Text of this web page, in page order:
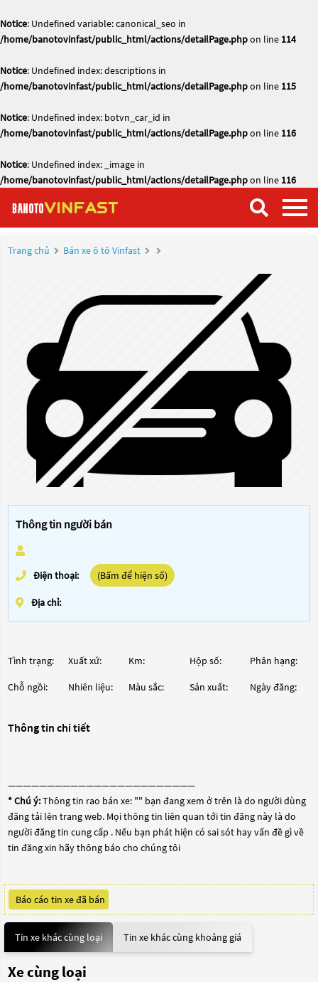
Notice: Undefined variable: canonical_seo in
/home/banotovinfast/public_html/actions/detailPage.phpon line 114
Notice: Undefined index: descriptions in
/home/banotovinfast/public_html/actions/detailPage.phpon line 115
Notice: Undefined index: botvn_car_id in
/home/banotovinfast/public_html/actions/detailPage.phpon line 116
Notice: Undefined index: _image in
/home/banotovinfast/public_html/actions/detailPage.phpon line 116
Trang chủ Bán xe ô tô Vinfast
Thông tin người bán
Điện thoại: (Bấm để hiện số)
Địa chỉ:
Tình trạng: Xuất xứ: Km: Hộp số: Phân hạng:
Chỗ ngồi: Nhiên liệu: Màu sắc: Sản xuất: Ngày đăng:
Thông tin chi tiết
————————————————————————
* Chú ý:Thông tin rao bán xe: "" bạn đang xem ở trên là do người dùng
đăng tải lên trang web. Mọi thông tin liên quan tới tin đăng này là do
người đăng tin cung cấp . Nếu bạn phát hiện có sai sót hay vấn đề gì về
tin đăng xin hãy thông báo cho chúng tôi
Báo cáo tin xe đã bán
Tin xe khác cùng loại Tin xe khác cùng khoảng giá
Xe cùng loại